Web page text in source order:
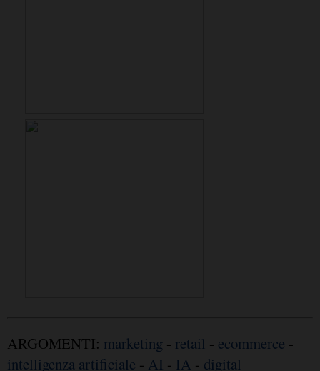
ARGOMENTI: marketing - retail - ecommerce -
intelligenza artificiale - AI - IA - digital